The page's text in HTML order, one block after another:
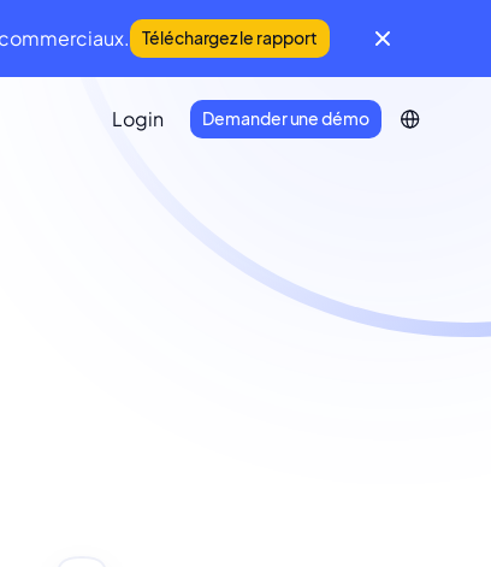
Téléchargez le rapport
Login Demander une démo
mondiale du FM et de